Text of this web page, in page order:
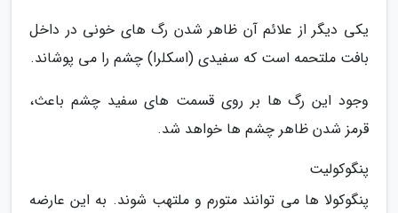
یکی دیگر از علائم آن ظاهر شدن رگ های خونی در داخل
بافت ملتحمه است که سفیدی (اسکلرا) چشم را می پوشاند.
وجود این رگ ها بر روی قسمت های سفید چشم باعث،
قرمز شدن ظاهر چشم ها خواهد شد.
پنگوکولیت
پنگوکولا ها می توانند متورم و ملتهب شوند. به این عارضه